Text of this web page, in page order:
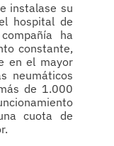
instalase su
hospital de
ha
constante,
en el mayor
neumáticos
de 1.000
cuota de